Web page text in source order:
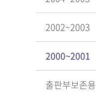
2002~2003
2000~2001
출판부보존용